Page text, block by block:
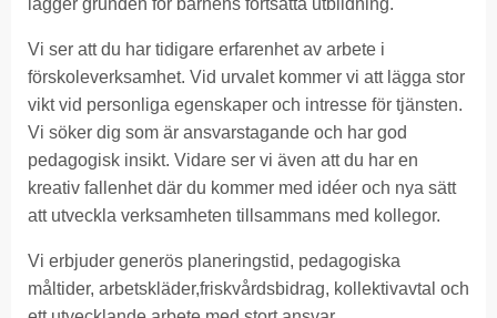
Vi ser att du har tidigare erfarenhet av arbete i
förskoleverksamhet. Vid urvalet kommer vi att lägga stor
vikt vid personliga egenskaper och intresse för tjänsten.
Vi söker dig som är ansvarstagande och har god
pedagogisk insikt. Vidare ser vi även att du har en
kreativ fallenhet där du kommer med idéer och nya sätt
att utveckla verksamheten tillsammans med kollegor.
Vi erbjuder generös planeringstid, pedagogiska
måltider, arbetskläder,friskvårdsbidrag, kollektivavtal och